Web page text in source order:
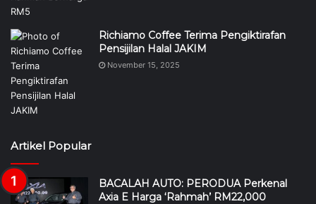
Richiamo Coffee Terima Pengiktirafan
Pensijilan Halal JAKIM
November 15, 2025
Artikel Popular
BACALAH AUTO: PERODUA Perkenal
Axia E Harga ‘Rahmah’ RM22,000